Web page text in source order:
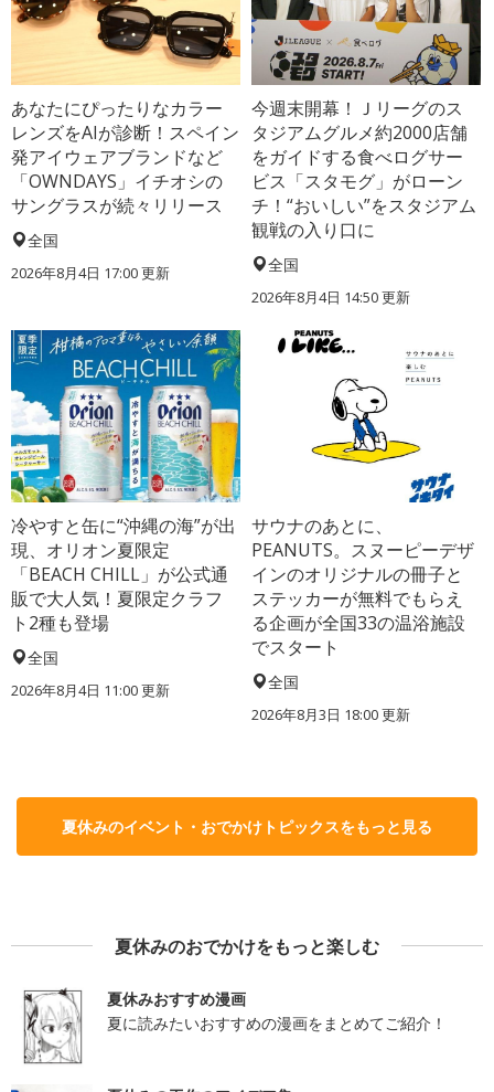
あなたにぴったりなカラー
レンズをAIが診断！スペイン
発アイウェアブランドなど
「OWNDAYS」イチオシの
サングラスが続々リリース
全国
2026年8月4日 17:00更新
今週末開幕！Ｊリーグのス
タジアムグルメ約2000店舗
をガイドする食べログサー
ビス「スタモグ」がローン
チ！“おいしい”をスタジアム
観戦の入り口に
全国
2026年8月4日 14:50更新
冷やすと缶に“沖縄の海”が出
現、オリオン夏限定
「BEACH CHILL」が公式通
販で大人気！夏限定クラフ
ト2種も登場
全国
2026年8月4日 11:00更新
サウナのあとに、
PEANUTS。スヌーピーデザ
インのオリジナルの冊子と
ステッカーが無料でもらえ
る企画が全国33の温浴施設
でスタート
全国
2026年8月3日 18:00更新
夏休みのイベント・おでかけトピックスをもっと見る
夏休みのおでかけをもっと楽しむ
夏休みおすすめ漫画
夏に読みたいおすすめの漫画をまとめてご紹介！